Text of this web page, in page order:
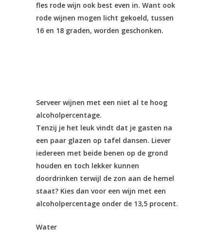
fles rode wijn ook best even in. Want ook
rode wijnen mogen licht gekoeld, tussen
16 en 18 graden, worden geschonken.
Serveer wijnen met een niet al te hoog
alcoholpercentage.
Tenzij je het leuk vindt dat je gasten na
een paar glazen op tafel dansen. Liever
iedereen met beide benen op de grond
houden en toch lekker kunnen
doordrinken terwijl de zon aan de hemel
staat? Kies dan voor een wijn met een
alcoholpercentage onder de 13,5 procent.
Water